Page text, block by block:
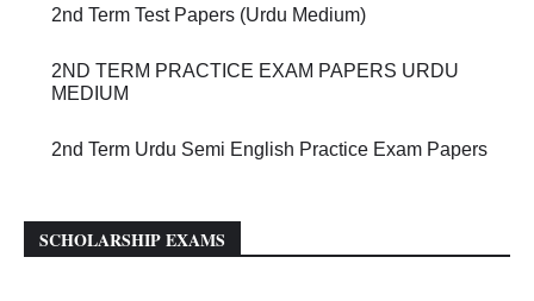
2nd Term Test Papers (Urdu Medium)
2ND TERM PRACTICE EXAM PAPERS URDU
MEDIUM
2nd Term Urdu Semi English Practice Exam Papers
SCHOLARSHIP EXAMS